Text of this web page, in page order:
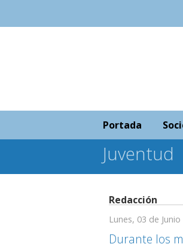
Portada
Juventud
Redacción
Lunes, 03 de
Durante los